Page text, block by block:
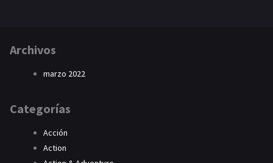
Archivos
marzo 2022
Categorías
Acción
Action